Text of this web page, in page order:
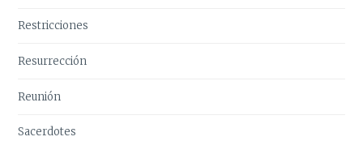
Restricciones
Resurrección
Reunión
Sacerdotes